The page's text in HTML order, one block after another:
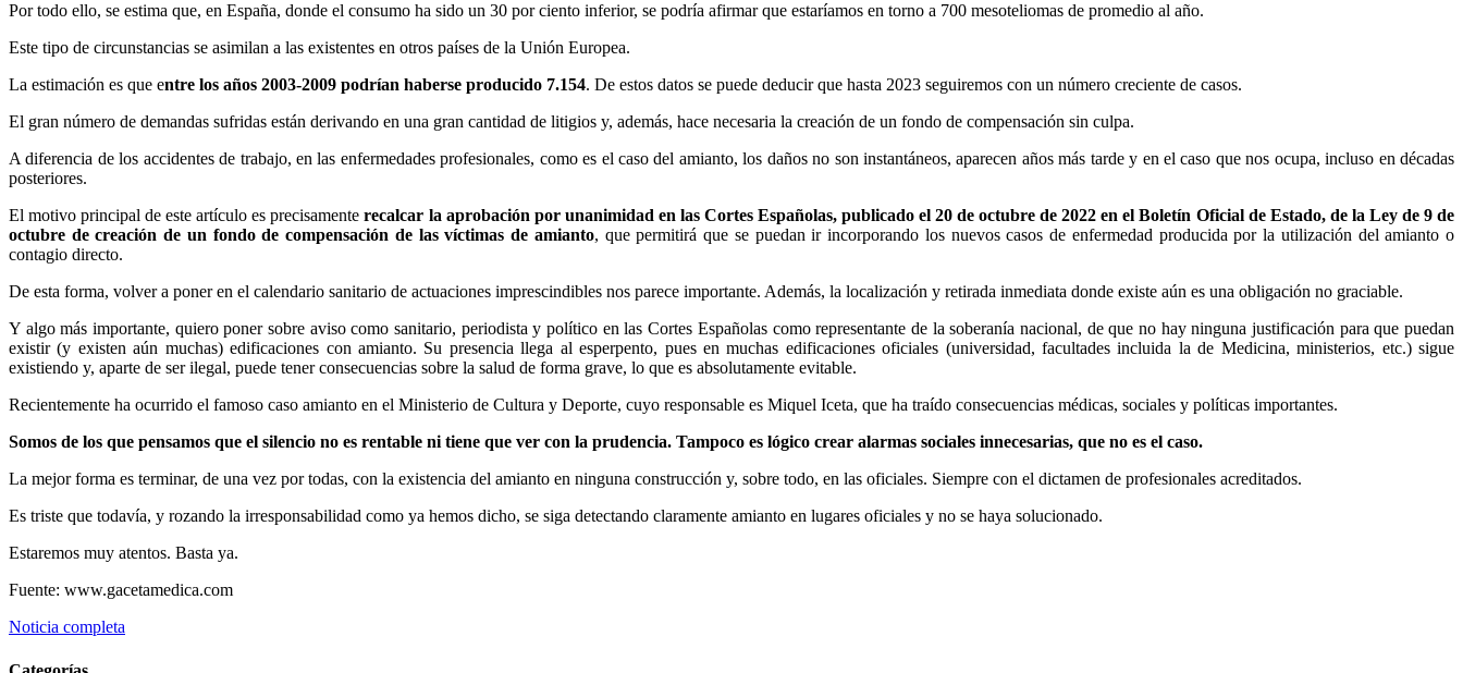
Por todo ello, se estima que, en España, donde el consumo ha sido un 30 por ciento inferior, se podría afirmar que estaríamos en torno a 700 mesoteliomas de promedio al año.
Este tipo de circunstancias se asimilan a las existentes en otros países de la Unión Europea.
La estimación es que entre los años 2003-2009 podrían haberse producido 7.154. De estos datos se puede deducir que hasta 2023 seguiremos con un número creciente de casos.
El gran número de demandas sufridas están derivando en una gran cantidad de litigios y, además, hace necesaria la creación de un fondo de compensación sin culpa.
A diferencia de los accidentes de trabajo, en las enfermedades profesionales, como es el caso del amianto, los daños no son instantáneos, aparecen años más tarde y en el caso que nos ocupa, incluso en décadas
posteriores.
El motivo principal de este artículo es precisamenterecalcar la aprobación por unanimidad en las Cortes Españolas, publicado el 20 de octubre de 2022 en el Boletín Oficial de Estado, de la Ley de 9 de
octubre de creación de un fondo de compensación de las víctimas de amianto, que permitirá que se puedan ir incorporando los nuevos casos de enfermedad producida por la utilización del amianto o
contagio directo.
De esta forma, volver a poner en el calendario sanitario de actuaciones imprescindibles nos parece importante. Además, la localización y retirada inmediata donde existe aún es una obligación no graciable.
Y algo más importante, quiero poner sobre aviso como sanitario, periodista y político en las Cortes Españolas como representante de la soberanía nacional, de que no hay ninguna justificación para que puedan
existir (y existen aún muchas) edificaciones con amianto. Su presencia llega al esperpento, pues en muchas edificaciones oficiales (universidad, facultades incluida la de Medicina, ministerios, etc.) sigue
existiendo y, aparte de ser ilegal, puede tener consecuencias sobre la salud de forma grave, lo que es absolutamente evitable.
Recientemente ha ocurrido el famoso caso amianto en el Ministerio de Cultura y Deporte, cuyo responsable es Miquel Iceta, que ha traído consecuencias médicas, sociales y políticas importantes.
Somos de los que pensamos que el silencio no es rentable ni tiene que ver con la prudencia. Tampoco es lógico crear alarmas sociales innecesarias, que no es el caso.
La mejor forma es terminar, de una vez por todas, con la existencia del amianto en ninguna construcción y, sobre todo, en las oficiales. Siempre con el dictamen de profesionales acreditados.
Es triste que todavía, y rozando la irresponsabilidad como ya hemos dicho, se siga detectando claramente amianto en lugares oficiales y no se haya solucionado.
Estaremos muy atentos. Basta ya.
Fuente: www.gacetamedica.com
Noticia completa